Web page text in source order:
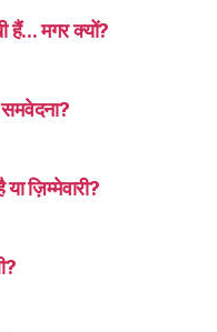
हैं… मगर क्यों?
ज़िम्मेवारी?